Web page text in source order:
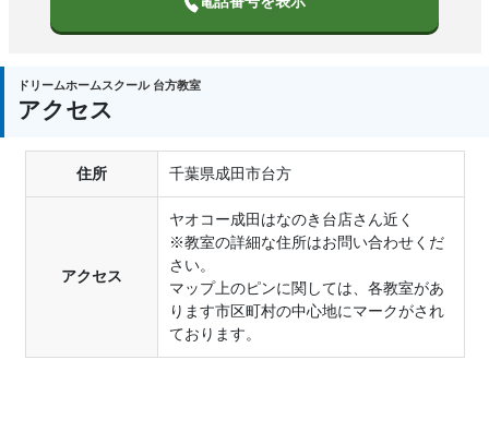
ドリームホームスクール 台方教室
アクセス
住所 千葉県成田市台方
アクセス
ヤオコー成田はなのき台店さん近く
※教室の詳細な住所はお問い合わせくだ
さい。
マップ上のピンに関しては、各教室があ
ります市区町村の中心地にマークがされ
ております。